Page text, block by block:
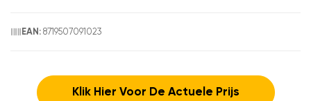
EAN: 8719507091023
Klik Hier Voor De Actuele Prijs